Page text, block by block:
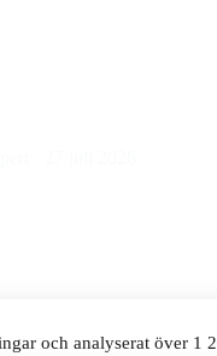
och analyserat över